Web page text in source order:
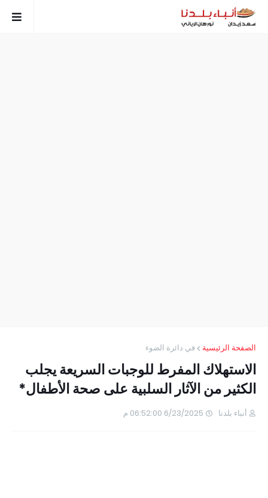
الصفحة الرئيسية في دائرة الضوء
الاستهلاك المفرط للوجبات السريعة يجلب
الكثير من الآثار السلبية على صحة الأطفال*
أنباء بلدنا 6/23/2025 06:52:00 م